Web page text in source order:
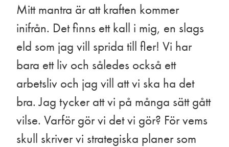
Mitt mantra är att kraften kommer
inifrån. Det finns ett kall i mig, en slags
eld som jag vill sprida till fler! Vi har
bara ett liv och således också ett
arbetsliv och jag vill att vi ska ha det
bra. Jag tycker att vi på många sätt gått
vilse. Varför gör vi det vi gör? För vems
skull skriver vi strategiska planer som